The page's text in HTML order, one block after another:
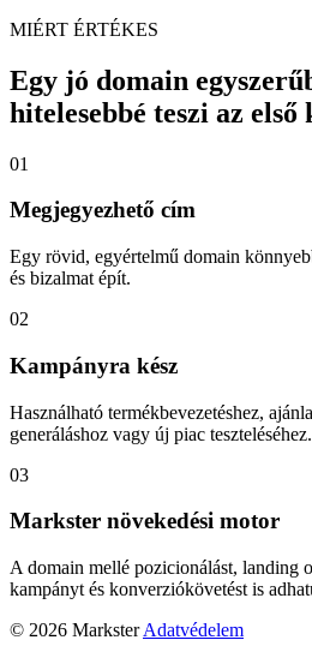
MIÉRT ÉRTÉKES
Egy jó domain
hitelesebbé teszi az
01
Megjegyezhető cím
Egy rövid, egyértelmű domain
és bizalmat épít.
02
Kampányra kész
Használható termékbevezetéshez,
generáláshoz vagy új piac teszteléséhez.
03
Markster növekedési motor
A domain mellé pozicionálást, landing
kampányt és konverziókövetést is
© 2026 Markster Adatvédelem